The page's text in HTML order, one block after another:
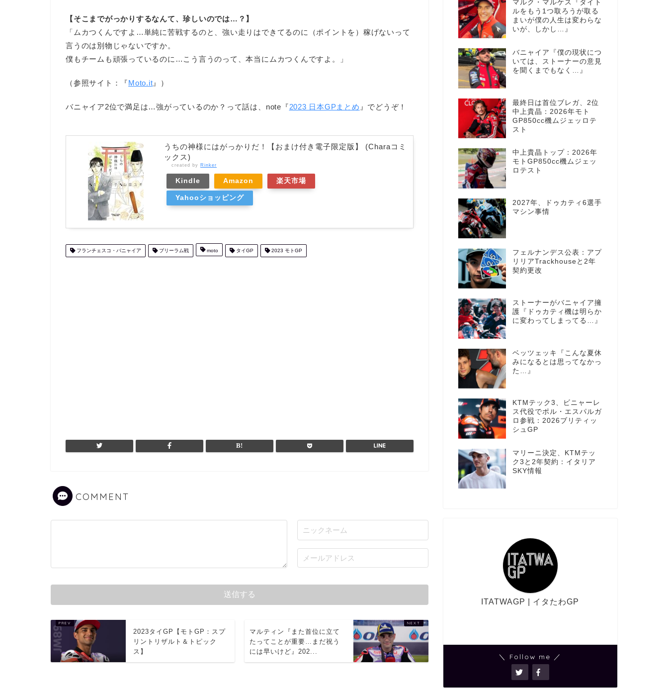
【そこまでがっかりするなんて、珍しいのでは…？】
「ムカつくんですよ…単純に苦戦するのと、強い走りはできてるのに（ポイントを）稼げないって
言うのは別物じゃないですか。
僕もチームも頑張っているのに…こう言うのって、本当にムカつくんですよ。」
（参照サイト：『Moto.it 』）
バニャイア2位で満足は…強がっているのか？って話は、note『2023 日本GPまとめ 』でどうぞ！
うちの神様にはがっかりだ！【おまけ付き電子限定版】 (Charaコミ
ックス)
created by Rinker
Kindle Amazon 楽天市場
Yahooショッピング
フランチェスコ・バニャイア ブリーラム戦 moto タイGP 2023 モトGP
COMMENT
2023タイGP【モトGP：スプ
リントリザルト＆トピック
ス】
マルティン『また首位に立て
たってことが重要…まだ祝う
には早いけど』202...
マルク・マルケス『タイト
ルをもう1つ取ろうが取る
まいが僕の人生は変わらな
いが、しかし…』
バニャイア『僕の現状につ
いては、ストーナーの意見
を聞くまでもなく…』
最終日は首位ブレガ、2位
中上貴晶：2026年モト
GP850cc機ムジェッロテ
スト
中上貴晶トップ：2026年
モトGP850cc機ムジェッ
ロテスト
2027年、ドゥカティ6選手
マシン事情
フェルナンデス公表：アプ
リリアTrackhouseと2年
契約更改
ストーナーがバニャイア擁
護『ドゥカティ機は明らか
に変わってしまってる…』
ベッツェッキ『こんな夏休
みになるとは思ってなかっ
た…』
KTMテック3、ビニャーレ
ス代役でポル・エスパルガ
ロ参戦：2026ブリティッ
シュGP
マリーニ決定、KTMテッ
ク3と2年契約：イタリア
SKY情報
ITATWAGP | イタたわGP
＼ Follow me ／